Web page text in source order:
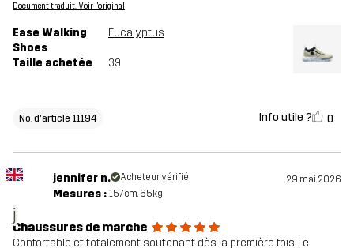
Document traduit. Voir l'original
Ease Walking
Shoes
Eucalyptus
Taille achetée 39
No. d'article 11194 Info utile ? 0
j
jennifer n. Acheteur vérifié 29 mai 2026
Mesures : 157cm, 65kg
Chaussures de marche
Confortable et totalement soutenant dès la première fois. Le